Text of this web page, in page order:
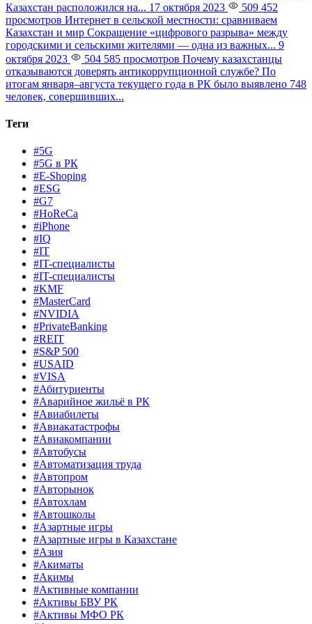
Казахстан расположился на... 17 октября 2023
509 452
просмотров Интернет в сельской местности: сравниваем
Казахстан и мир Сокращение «цифрового разрыва» между
городскими и сельскими жителями — одна из важных... 9
октября 2023
504 585 просмотров Почему казахстанцы
отказываются доверять антикоррупционной службе? По
итогам января–августа текущего года в РК было выявлено 748
человек, совершивших...
Теги
#5G
#5G в РК
#E-Shoping
#ESG
#G7
#HoReCa
#iPhone
#IQ
#IT
#IT-специалисты
#IT-специалисты
#KMF
#MasterCard
#NVIDIA
#PrivateBanking
#REIT
#S&P 500
#USAID
#VISA
#Абитуриенты
#Аварийное жильё в РК
#Авиабилеты
#Авиакатастрофы
#Авиакомпании
#Автобусы
#Автоматизация труда
#Автопром
#Авторынок
#Автохлам
#Автошколы
#Азартные игры
#Азартные игры в Казахстане
#Азия
#Акиматы
#Акимы
#Активные компании
#Активы БВУ РК
#Активы МФО РК